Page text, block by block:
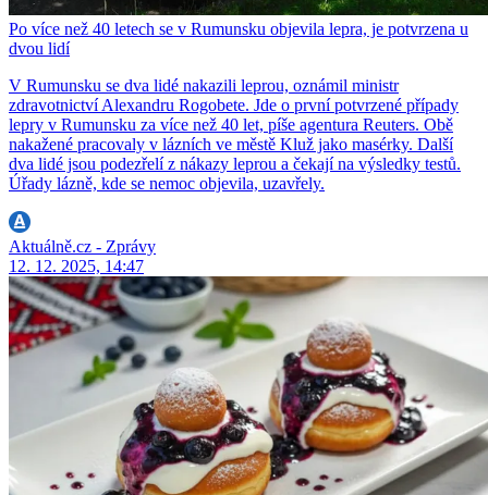
Po více než 40 letech se v Rumunsku objevila lepra, je potvrzena u
dvou lidí
V Rumunsku se dva lidé nakazili leprou, oznámil ministr
zdravotnictví Alexandru Rogobete. Jde o první potvrzené případy
lepry v Rumunsku za více než 40 let, píše agentura Reuters. Obě
nakažené pracovaly v lázních ve městě Kluž jako masérky. Další
dva lidé jsou podezřelí z nákazy leprou a čekají na výsledky testů.
Úřady lázně, kde se nemoc objevila, uzavřely.
Aktuálně.cz - Zprávy
12. 12. 2025, 14:47